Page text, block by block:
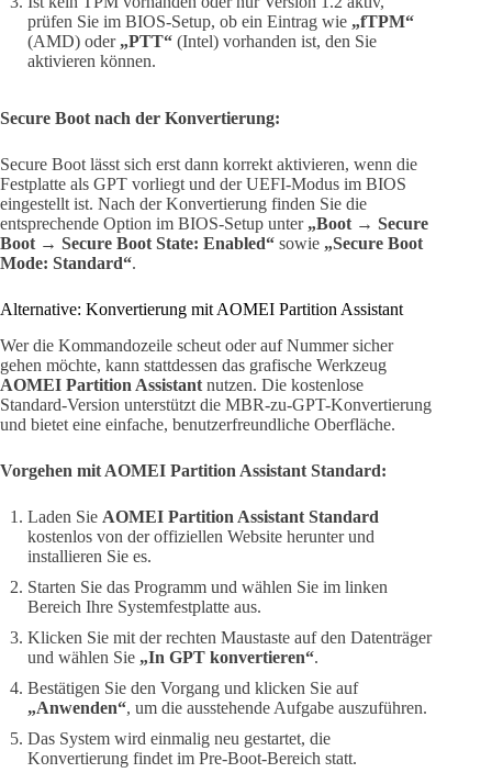
prüfen Sie im BIOS-Setup, ob ein Eintrag wie „fTPM“
(AMD) oder „PTT“ (Intel) vorhanden ist, den Sie
aktivieren können.
Secure Boot nach der Konvertierung:
Secure Boot lässt sich erst dann korrekt aktivieren, wenn die
Festplatte als GPT vorliegt und der UEFI-Modus im BIOS
eingestellt ist. Nach der Konvertierung finden Sie die
entsprechende Option im BIOS-Setup unter „Boot → Secure
Boot → Secure Boot State: Enabled“ sowie „Secure Boot
Mode: Standard“.
Alternative: Konvertierung mit AOMEI Partition Assistant
Wer die Kommandozeile scheut oder auf Nummer sicher
gehen möchte, kann stattdessen das grafische Werkzeug
AOMEI Partition Assistant nutzen. Die kostenlose
Standard-Version unterstützt die MBR-zu-GPT-Konvertierung
und bietet eine einfache, benutzerfreundliche Oberfläche.
Vorgehen mit AOMEI Partition Assistant Standard:
Laden Sie AOMEI Partition Assistant Standard
kostenlos von der offiziellen Website herunter und
installieren Sie es.
Starten Sie das Programm und wählen Sie im linken
Bereich Ihre Systemfestplatte aus.
Klicken Sie mit der rechten Maustaste auf den Datenträger
und wählen Sie „In GPT konvertieren“.
Bestätigen Sie den Vorgang und klicken Sie auf
„Anwenden“, um die ausstehende Aufgabe auszuführen.
Das System wird einmalig neu gestartet, die
Konvertierung findet im Pre-Boot-Bereich statt.